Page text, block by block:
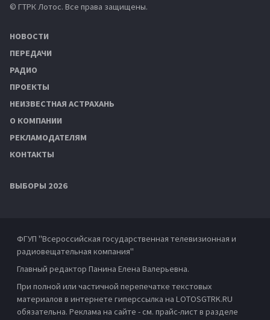
© ГТРК Лотос. Все права защищены.
НОВОСТИ
ПЕРЕДАЧИ
РАДИО
ПРОЕКТЫ
НЕИЗВЕСТНАЯ АСТРАХАНЬ
О КОМПАНИИ
РЕКЛАМОДАТЕЛЯМ
КОНТАКТЫ
ВЫБОРЫ 2026
ФГУП "Всероссийская государственная телевизионная и
радиовещательная компания"
Главный редактор Панина Елена Валерьевна.
При полной или частичной перепечатке текстовых
материалов в интернете гиперссылка на LOTOSGTRK.RU
обязательна. Реклама на сайте - см. прайс-лист в разделе